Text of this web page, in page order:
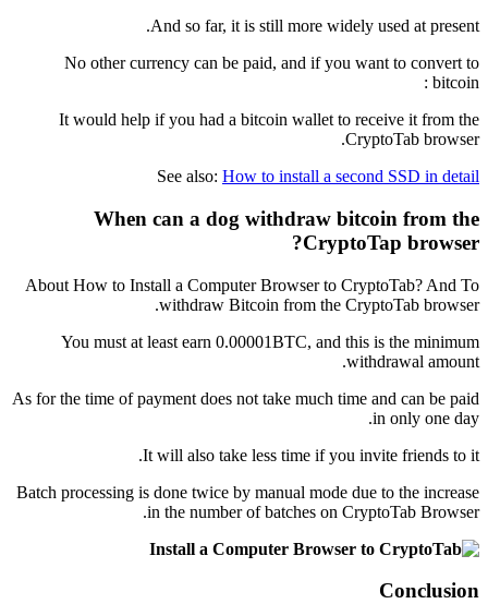
And so far, it is still more widely used at present.
No other currency can be paid, and if you want to convert to
bitcoin :
It would help if you had a bitcoin wallet to receive it from the
CryptoTab browser.
See also: How to install a second SSD in detail
When can a dog withdraw bitcoin from the
CryptoTap browser?
About How to Install a Computer Browser to CryptoTab? And To
withdraw Bitcoin from the CryptoTab browser.
You must at least earn 0.00001BTC, and this is the minimum
withdrawal amount.
As for the time of payment does not take much time and can be paid
in only one day.
It will also take less time if you invite friends to it.
Batch processing is done twice by manual mode due to the increase
in the number of batches on CryptoTab Browser.
Conclusion